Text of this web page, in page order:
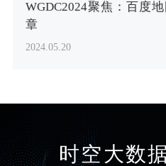
WGDC2024聚焦：百度
章
2024.05.20
时空大数